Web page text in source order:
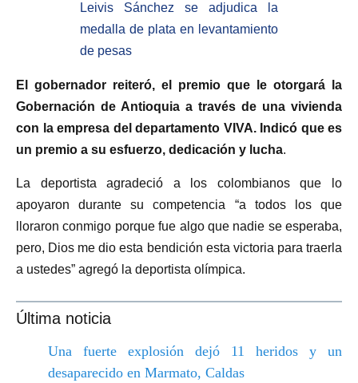
Leivis Sánchez se adjudica la
medalla de plata en levantamiento
de pesas
El gobernador reiteró, el premio que le otorgará la
Gobernación de Antioquia a través de una vivienda
con la empresa del departamento VIVA. Indicó que es
un premio a su esfuerzo, dedicación y lucha.
La deportista agradeció a los colombianos que lo
apoyaron durante su competencia “a todos los que
lloraron conmigo porque fue algo que nadie se esperaba,
pero, Dios me dio esta bendición esta victoria para traerla
a ustedes” agregó la deportista olímpica.
Última noticia
Una fuerte explosión dejó 11 heridos y un
desaparecido en Marmato, Caldas